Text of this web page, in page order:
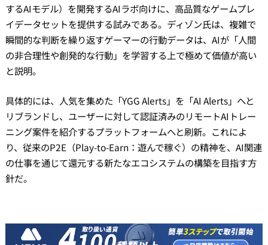
するAIモデル）を開発するAIラボ向けに、高品質なゲームプレ
イデータセットを提供する試みである。ディゾン氏は、複雑で
瞬間的な判断を繰り返すゲーマーの行動データは、AIが「人間
の非合理性や創発的な行動」を学習する上で極めて価値が高い
と説明。
具体的には、人気を集めた「YGG Alerts」を「AI Alerts」へと
リブランドし、ユーザーに対して認証済みのリモートAIトレー
ニング案件を紹介するプラットフォームへと刷新。これによ
り、従来のP2E（Play-to-Earn：遊んで稼ぐ）の精神を、AI関連
の仕事を通じて還元する新たなエコシステムの構築を目指す方
針だ。